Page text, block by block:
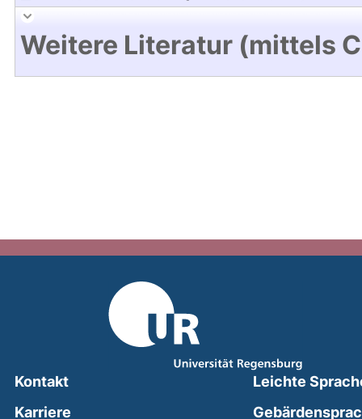
Weitere Literatur (mittels
Kontakt
Karriere
Leichte